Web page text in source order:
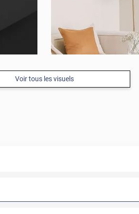
Voir tous les visuels